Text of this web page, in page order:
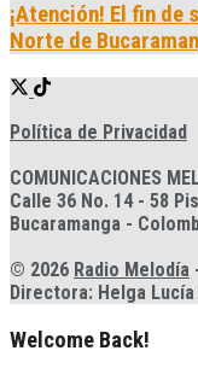
¡Atención! El fin de
Norte de
Política de Privacidad
COMUNICACIONES
Calle 36 No. 14 - 58
Bucaramanga -
© 2026 Radio Melodía
Directora: Helga
Welcome Back!